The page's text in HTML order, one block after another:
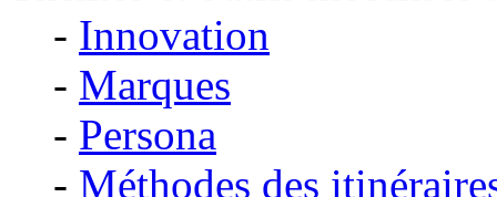
- Innovation
- Marques
- Persona
- Méthodes des